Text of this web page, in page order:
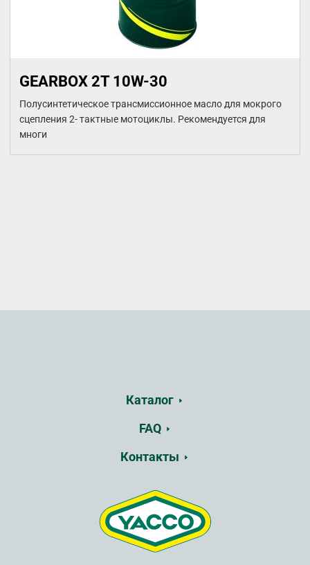
GEARBOX 2T 10W-30
Полусинтетическое трансмиссионное масло для мокрого
сцепления 2- тактные мотоциклы. Рекомендуется для
многи
Каталог
FAQ
Контакты